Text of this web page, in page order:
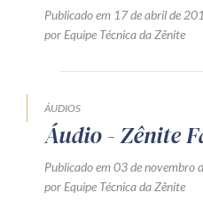
Publicado em 17 de abril de
por Equipe Técnica da Zênite
ÁUDIOS
Áudio - Zênite
Publicado em 03 de novembro
por Equipe Técnica da Zênite